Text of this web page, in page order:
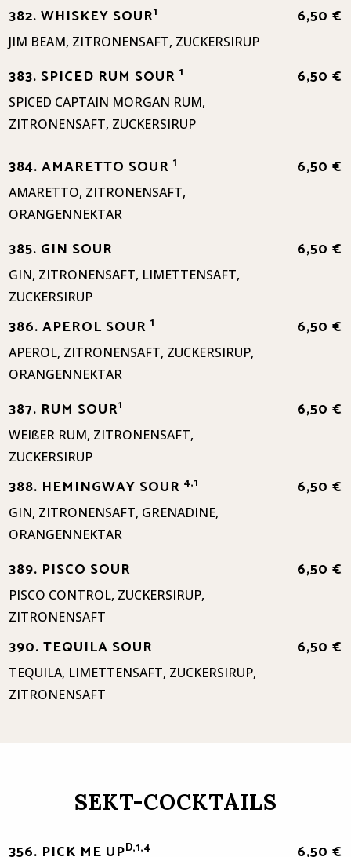
382. WHISKEY SOUR1
JIM BEAM, ZITRONENSAFT, ZUCKERSIRUP
6,50 €
383. SPICED RUM SOUR1
SPICED CAPTAIN MORGAN RUM,
ZITRONENSAFT, ZUCKERSIRUP
6,50 €
384. AMARETTO SOUR1
AMARETTO, ZITRONENSAFT,
ORANGENNEKTAR
6,50 €
385. GIN SOUR
GIN, ZITRONENSAFT, LIMETTENSAFT,
ZUCKERSIRUP
6,50 €
386. APEROL SOUR1
APEROL, ZITRONENSAFT, ZUCKERSIRUP,
ORANGENNEKTAR
6,50 €
387. RUM SOUR1
WEIßER RUM, ZITRONENSAFT,
ZUCKERSIRUP
6,50 €
388. HEMINGWAY SOUR4,1
GIN, ZITRONENSAFT, GRENADINE,
ORANGENNEKTAR
6,50 €
389. PISCO SOUR
PISCO CONTROL, ZUCKERSIRUP,
ZITRONENSAFT
6,50 €
390. TEQUILA SOUR
TEQUILA, LIMETTENSAFT, ZUCKERSIRUP,
ZITRONENSAFT
6,50 €
SEKT-COCKTAILS
356. PICK ME UPD,1,4 6,50 €